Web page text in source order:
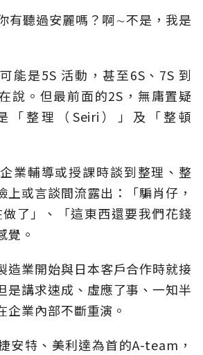
有聽過安麗嗎？啊∼不是，我是
能是5S 活動，甚至6S、7S 到
說。但最前面的2S，無庸置疑
「整理（Seiri）」及「整頓
業輔導或授課時談到整理、整
上或言談間流露出：「騙肖仔，
了」、「這東西還要我們花錢
覺。
造業開始與日本客戶合作時就接
是講求速成、虛應了事、一知半
企業內部不斷重演。
安特、美利達為首的A-team，